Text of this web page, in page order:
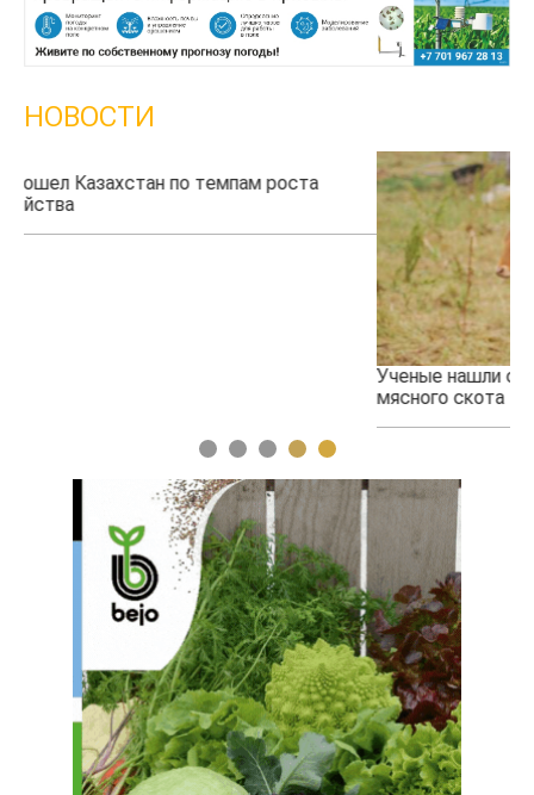
НОВОСТИ
Ученые нашли способ повысить продуктивность
1 2 3 4 5